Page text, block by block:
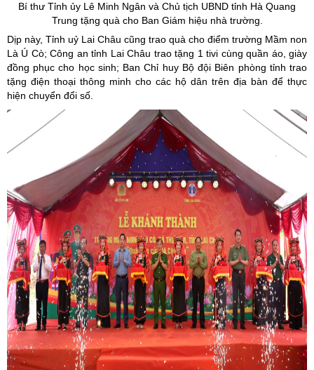
Bí thư Tỉnh ủy Lê Minh Ngân và Chủ tịch UBND tỉnh Hà Quang
Trung tặng quà cho Ban Giám hiệu nhà trường.
Dịp này, Tỉnh uỷ Lai Châu cũng trao quà cho điểm trường Mầm non
Là Ú Cò; Công an tỉnh Lai Châu trao tặng 1 tivi cùng quần áo, giày
đồng phục cho học sinh; Ban Chỉ huy Bộ đội Biên phòng tỉnh trao
tặng điện thoại thông minh cho các hộ dân trên địa bàn để thực
hiện chuyển đổi số.